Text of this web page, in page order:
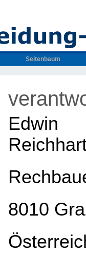
Seitenbaum
8010